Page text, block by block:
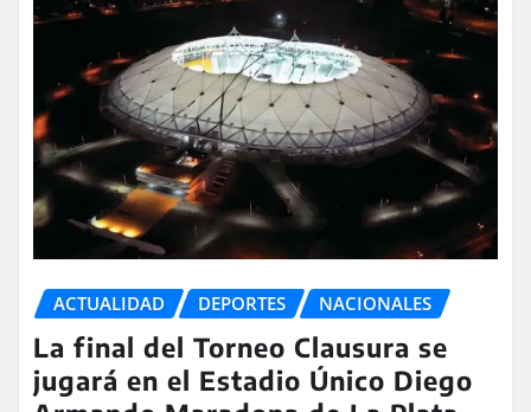
ACTUALIDAD DEPORTES NACIONALES
La final del Torneo Clausura se
jugará en el Estadio Único Diego